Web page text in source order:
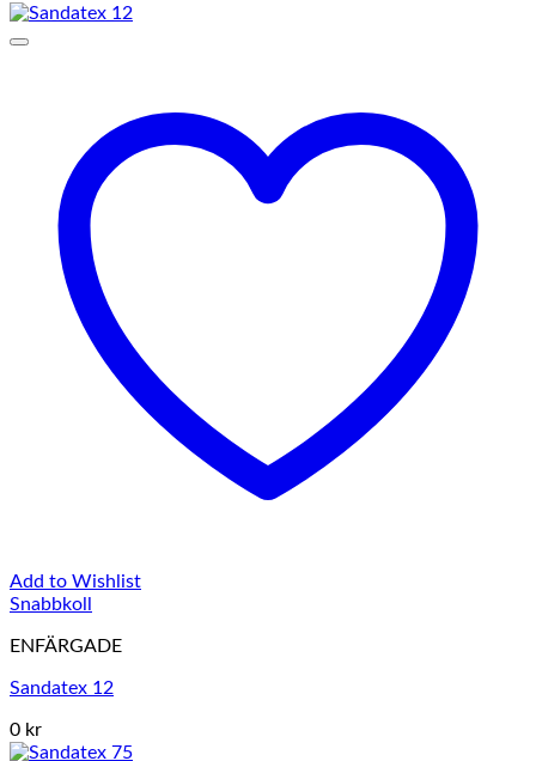
Add to Wishlist
Snabbkoll
ENFÄRGADE
Sandatex 12
0 kr